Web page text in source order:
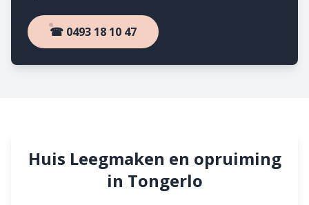
☎ 0493 18 10 47
Huis Leegmaken en opruiming
in Tongerlo